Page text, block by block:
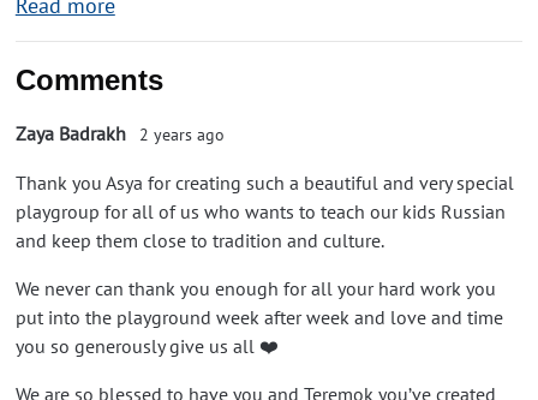
Comments
Zaya Badrakh 2 years ago
Thank you Asya for creating such a beautiful and very special
playgroup for all of us who wants to teach our kids Russian
and keep them close to tradition and culture.
We never can thank you enough for all your hard work you
put into the playground week after week and love and time
you so generously give us all ❤️
We are so blessed to have you and Teremok you’ve created